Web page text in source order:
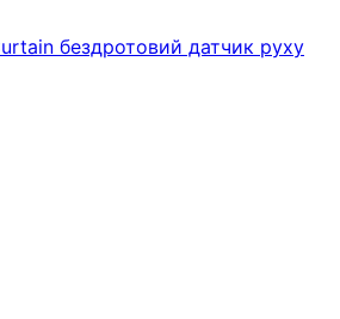
бездротовий датчик руху